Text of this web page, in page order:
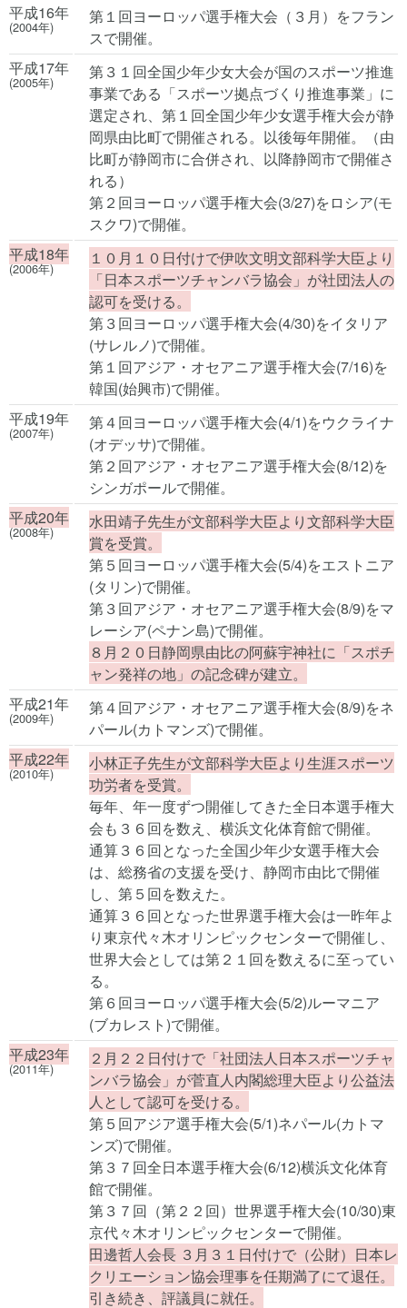
平成16年
(2004年)
第１回ヨーロッパ選手権大会（３月）をフラン
スで開催。
平成17年
(2005年)
第３１回全国少年少女大会が国のスポーツ推進
事業である「スポーツ拠点づくり推進事業」に
選定され、第１回全国少年少女選手権大会が静
岡県由比町で開催される。以後毎年開催。（由
比町が静岡市に合併され、以降静岡市で開催さ
れる）
第２回ヨーロッパ選手権大会(3/27)をロシア(モ
スクワ)で開催。
平成18年
(2006年)
１０月１０日付けで伊吹文明文部科学大臣より
「日本スポーツチャンバラ協会」が社団法人の
認可を受ける。
第３回ヨーロッパ選手権大会(4/30)をイタリア
(サレルノ)で開催。
第１回アジア・オセアニア選手権大会(7/16)を
韓国(始興市)で開催。
平成19年
(2007年)
第４回ヨーロッパ選手権大会(4/1)をウクライナ
(オデッサ)で開催。
第２回アジア・オセアニア選手権大会(8/12)を
シンガポールで開催。
平成20年
(2008年)
水田靖子先生が文部科学大臣より文部科学大臣
賞を受賞。
第５回ヨーロッパ選手権大会(5/4)をエストニア
(タリン)で開催。
第３回アジア・オセアニア選手権大会(8/9)をマ
レーシア(ペナン島)で開催。
８月２０日静岡県由比の阿蘇宇神社に「スポチ
ャン発祥の地」の記念碑が建立。
平成21年
(2009年)
第４回アジア・オセアニア選手権大会(8/9)をネ
パール(カトマンズ)で開催。
平成22年
(2010年)
小林正子先生が文部科学大臣より生涯スポーツ
功労者を受賞。
毎年、年一度ずつ開催してきた全日本選手権大
会も３６回を数え、横浜文化体育館で開催。
通算３６回となった全国少年少女選手権大会
は、総務省の支援を受け、静岡市由比で開催
し、第５回を数えた。
通算３６回となった世界選手権大会は一昨年よ
り東京代々木オリンピックセンターで開催し、
世界大会としては第２１回を数えるに至ってい
る。
第６回ヨーロッパ選手権大会(5/2)ルーマニア
(ブカレスト)で開催。
平成23年
(2011年)
２月２２日付けで「社団法人日本スポーツチャ
ンバラ協会」が菅直人内閣総理大臣より公益法
人として認可を受ける。
第５回アジア選手権大会(5/1)ネパール(カトマ
ンズ)で開催。
第３７回全日本選手権大会(6/12)横浜文化体育
館で開催。
第３７回（第２２回）世界選手権大会(10/30)東
京代々木オリンピックセンターで開催。
田邊哲人会長 ３月３１日付けで（公財）日本レ
クリエーション協会理事を任期満了にて退任。
引き続き、評議員に就任。